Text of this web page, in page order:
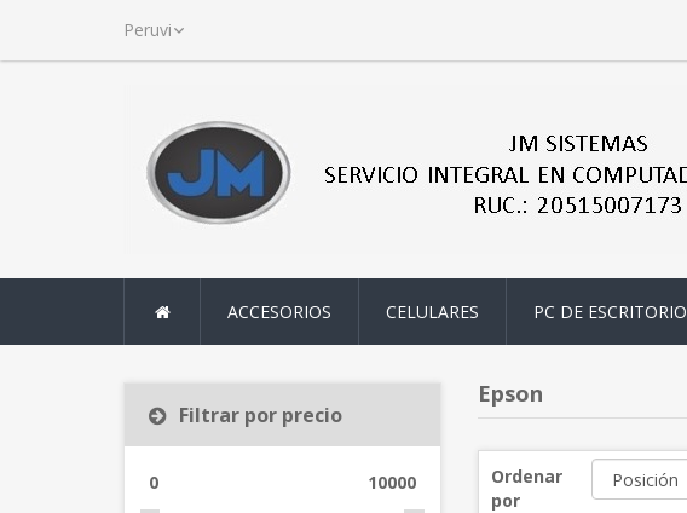
ACCESORIOS CELULARES PC DE ESCRITORIO
Epson
Ordenar
por
Filtrar por precio
0 10000